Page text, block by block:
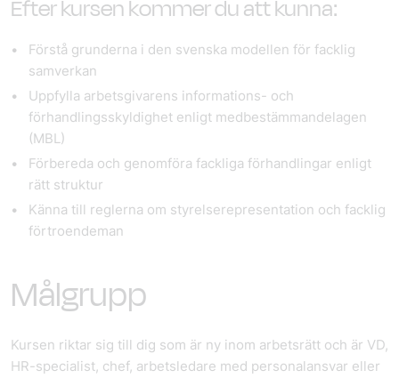
Efter kursen kommer du att kunna:
Förstå grunderna i den svenska modellen för facklig
samverkan
Uppfylla arbetsgivarens informations- och
förhandlingsskyldighet enligt medbestämmandelagen
(MBL)
Förbereda och genomföra fackliga förhandlingar enligt
rätt struktur
Känna till reglerna om styrelserepresentation och facklig
förtroendeman
Målgrupp
Kursen riktar sig till dig som är ny inom arbetsrätt och är VD,
HR-specialist, chef, arbetsledare med personalansvar eller